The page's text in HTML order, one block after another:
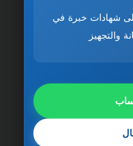
0501270935 ضمان مدى
في دبي تُعد
في دبي
ضمان مدى الحياة من الخدمات
لضمان نظام تبريد
شهادات خبرة في
والتجهيز